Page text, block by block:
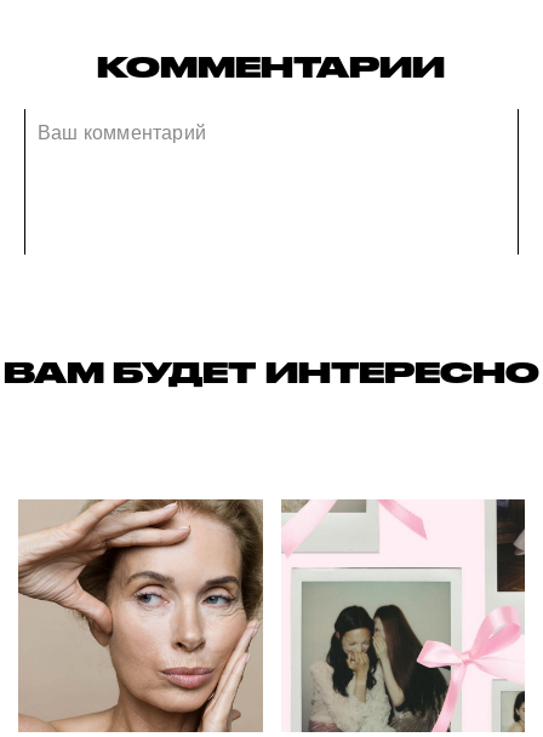
КОММЕНТАРИИ
ВАМ БУДЕТ ИНТЕРЕСНО